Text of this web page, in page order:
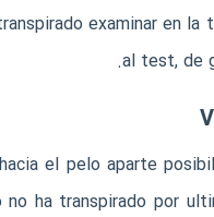
examinar en la
al test, de
el pelo aparte
ha transpirado por